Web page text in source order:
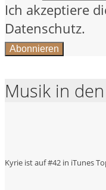
Ich akzeptiere
Datenschutz.
Musik in
Kyrie ist auf #42 in iTunes